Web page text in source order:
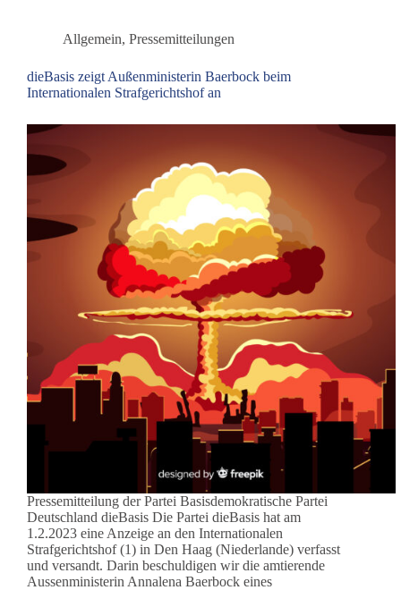
mit
Russland?
Allgemein, Pressemitteilungen
dieBasis zeigt Außenministerin Baerbock beim
Internationalen Strafgerichtshof an
Pressemitteilung der Partei Basisdemokratische Partei
Deutschland dieBasis Die Partei dieBasis hat am
1.2.2023 eine Anzeige an den Internationalen
Strafgerichtshof (1) in Den Haag (Niederlande) verfasst
und versandt. Darin beschuldigen wir die amtierende
Aussenministerin Annalena Baerbock eines